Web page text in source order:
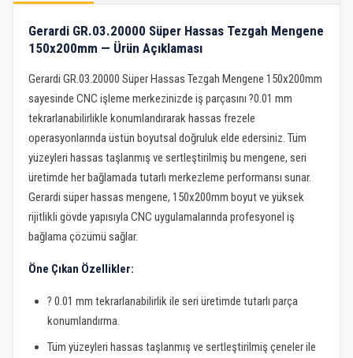
Gerardi GR.03.20000 Süper Hassas Tezgah Mengene
150x200mm — Ürün Açıklaması
Gerardi GR.03.20000 Süper Hassas Tezgah Mengene 150x200mm
sayesinde CNC işleme merkezinizde iş parçasını ?0.01 mm
tekrarlanabilirlikle konumlandırarak hassas frezele
operasyonlarında üstün boyutsal doğruluk elde edersiniz. Tüm
yüzeyleri hassas taşlanmış ve sertleştirilmiş bu mengene, seri
üretimde her bağlamada tutarlı merkezleme performansı sunar.
Gerardi süper hassas mengene, 150x200mm boyut ve yüksek
rijitlikli gövde yapısıyla CNC uygulamalarında profesyonel iş
bağlama çözümü sağlar.
Öne Çıkan Özellikler:
? 0.01 mm tekrarlanabilirlik ile seri üretimde tutarlı parça
konumlandırma.
Tüm yüzeyleri hassas taşlanmış ve sertleştirilmiş çeneler ile